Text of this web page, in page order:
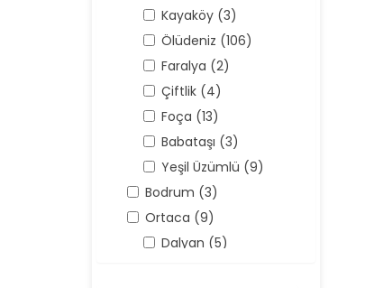
Kayaköy (3)
Ölüdeniz (106)
Faralya (2)
Çiftlik (4)
Foça (13)
Babataşı (3)
Yeşil Üzümlü (9)
Bodrum (3)
Ortaca (9)
Dalyan (5)